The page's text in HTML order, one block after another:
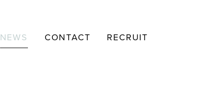
NEWS CONTACT RECRUIT